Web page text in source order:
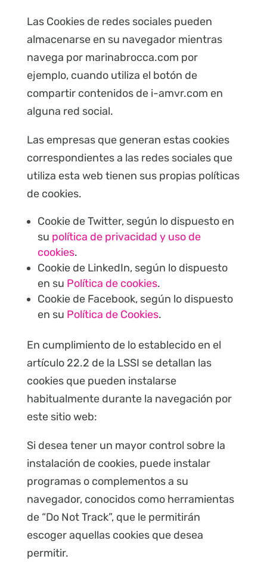
Las Cookies de redes sociales pueden
almacenarse en su navegador mientras
navega por marinabrocca.com por
ejemplo, cuando utiliza el botón de
compartir contenidos de i-amvr.com en
alguna red social.
Las empresas que generan estas cookies
correspondientes a las redes sociales que
utiliza esta web tienen sus propias políticas
de cookies.
Cookie de Twitter, según lo dispuesto en
su política de privacidad y uso de
cookies.
Cookie de LinkedIn, según lo dispuesto
en su Política de cookies.
Cookie de Facebook, según lo dispuesto
en su Política de Cookies.
En cumplimiento de lo establecido en el
artículo 22.2 de la LSSI se detallan las
cookies que pueden instalarse
habitualmente durante la navegación por
este sitio web:
Si desea tener un mayor control sobre la
instalación de cookies, puede instalar
programas o complementos a su
navegador, conocidos como herramientas
de “Do Not Track”, que le permitirán
escoger aquellas cookies que desea
permitir.